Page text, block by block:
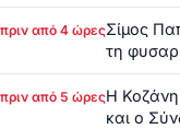
πριν από 4 ώρεςΣίμος
τη
πριν από 5 ώρεςΗ
και ο